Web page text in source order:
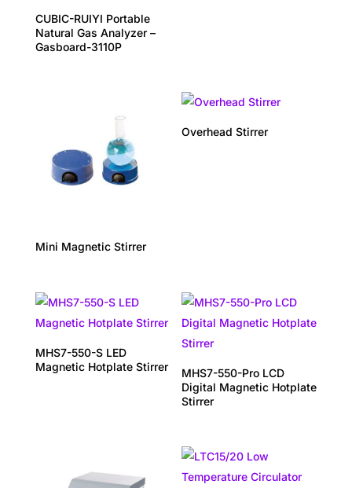
CUBIC-RUIYI Portable
Natural Gas Analyzer –
Gasboard-3110P
Mini Magnetic Stirrer
Overhead Stirrer
MHS7-550-S LED
Magnetic Hotplate Stirrer
MHS7-550-Pro LCD
Digital Magnetic Hotplate
Stirrer